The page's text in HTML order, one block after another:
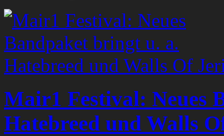
Mair1 Festival: Neues
Hatebreed und Walls